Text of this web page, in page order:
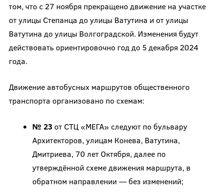
том, что с 27 ноября прекращено движение на участке
от улицы Степанца до улицы Ватутина и от улицы
Ватутина до улицы Волгоградской. Изменения будут
действовать ориентировочно год до 5 декабря 2024
года.
Движение автобусных маршрутов общественного
транспорта организовано по схемам:
№ 23от СТЦ «МЕГА» следуют по бульвару
Архитекторов, улицам Конева, Ватутина,
Дмитриева, 70 лет Октября, далее по
утверждённой схеме движения маршрута, в
обратном направлении — без изменений;